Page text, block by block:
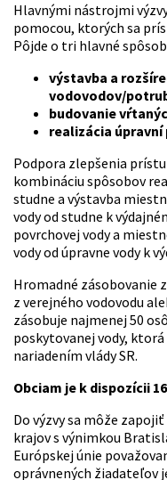
Hlavnými nástrojmi
pomocou, ktorých sa
Pôjde o tri hlavné
výstavba a
vodovodov/
budovanie
realizácia
Podpora zlepšenia
kombináciu spôsobov
studne a výstavba
vody od studne k
povrchovej vody a
vody od úpravne vody k
Hromadné zásobovanie
z verejného vodovodu
zásobuje najmenej 50
poskytovanej vody,
nariadením vlády SR.
Obciam je k dispozícii
Do výzvy sa môže
krajov s výnimkou
Európskej únie
oprávnených žiadateľov